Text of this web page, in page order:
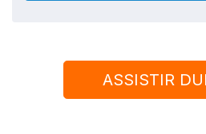
ASSISTIR